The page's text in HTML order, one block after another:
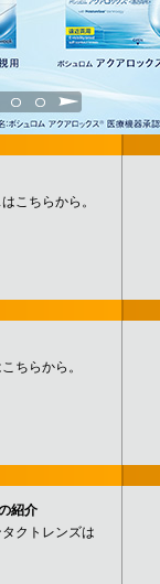
8 9
こちらから。
ちらから。
紹介
クトレンズは